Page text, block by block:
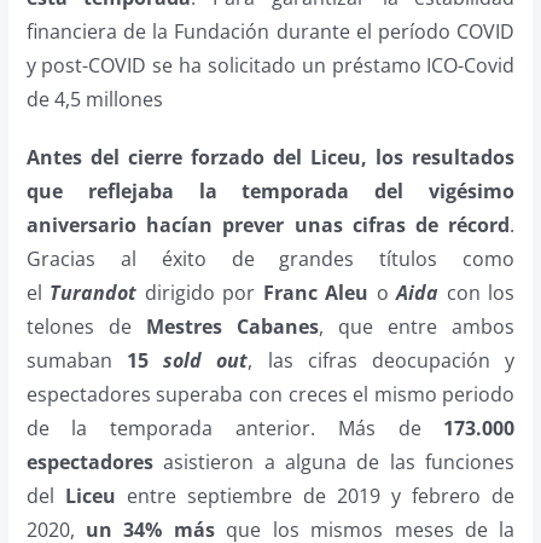
financiera de la Fundación durante el período COVID
y post-COVID se ha solicitado un préstamo ICO-Covid
de 4,5 millones
Antes del cierre forzado del Liceu, los resultados
que reflejaba la temporada del vigésimo
aniversario hacían prever unas cifras de récord.
Gracias al éxito de grandes títulos como
el Turandot dirigido por Franc Aleu oAida con los
telones de Mestres Cabanes, que entre ambos
sumaban 15sold out, las cifras deocupación y
espectadores superaba con creces el mismo periodo
de la temporada anterior. Más de 173.000
espectadoresasistieron a alguna de las funciones
del Liceu entre septiembre de 2019 y febrero de
2020, un 34% másque los mismos meses de la